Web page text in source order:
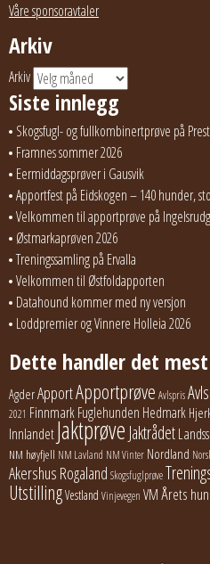
Våre sponsoravtaler
Arkiv
Arkiv
Siste innlegg
Skogsfugl- og fullkombinertprøve på
Framnes sommer 2026
Eermiddagsprøver i Gausvik
Apportfest på Eidskogen – 140 hunder,
Velkommen til apportprøve på
Østmarkaprøven 2026
Treningssamling på Ervalla
Velkommen til Østfoldapporten
Datahound kommer med ny versjon
Loddpremier og Vinnere Holleia 2026
Dette handler det
AgderApportApportprøve Avlspris
2021 FinnmarkFuglehunden Hedmark
InnlandetJaktprøve Jaktrådet
NM høyfjell NM Lavland NM Vinter Nordland
Akershus Rogaland Skogsfuglprøve
UtstillingVestland Vinjevegen VMÅrets